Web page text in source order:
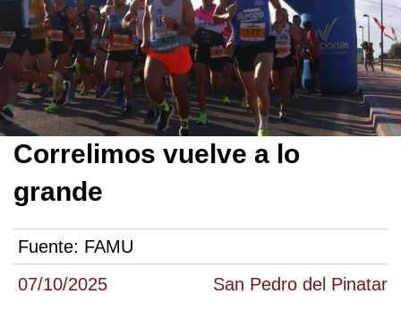
07/10/2025 San Pedro del Pinatar
Correlimos vuelve a lo
grande
Fuente: FAMU